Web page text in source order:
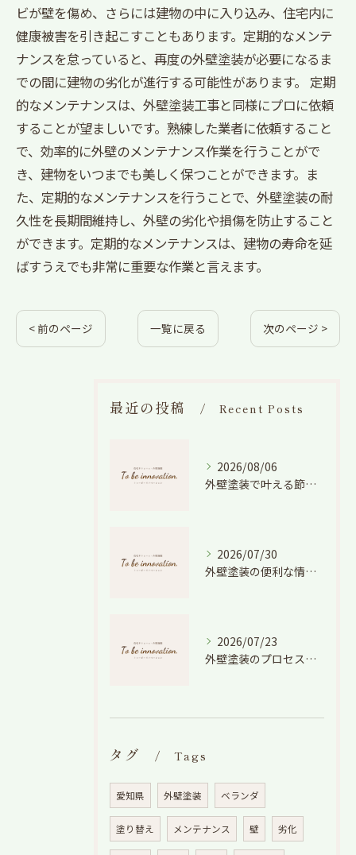
ビが壁を傷め、さらには建物の中に入り込み、住宅内に
健康被害を引き起こすこともあります。定期的なメンテ
ナンスを怠っていると、再度の外壁塗装が必要になるま
での間に建物の劣化が進行する可能性があります。 定期
的なメンテナンスは、外壁塗装工事と同様にプロに依頼
することが望ましいです。熟練した業者に依頼すること
で、効率的に外壁のメンテナンス作業を行うことがで
き、建物をいつまでも美しく保つことができます。ま
た、定期的なメンテナンスを行うことで、外壁塗装の耐
久性を長期間維持し、外壁の劣化や損傷を防止すること
ができます。定期的なメンテナンスは、建物の寿命を延
ばすうえでも非常に重要な作業と言えます。
< 前のページ 一覧に戻る 次のページ >
最近の投稿 Recent Posts
2026/08/06
外壁塗装で叶える節電効果と愛知県の相場や色選びのポイントを徹底解説
2026/07/30
外壁塗装の便利な情報と失敗しない色や費用判断のコツを徹底解説
2026/07/23
外壁塗装のプロセスを愛知県でスムーズに進めるための工程と費用徹底解説
タグ Tags
愛知県 外壁塗装 ベランダ
塗り替え メンテナンス 壁 劣化